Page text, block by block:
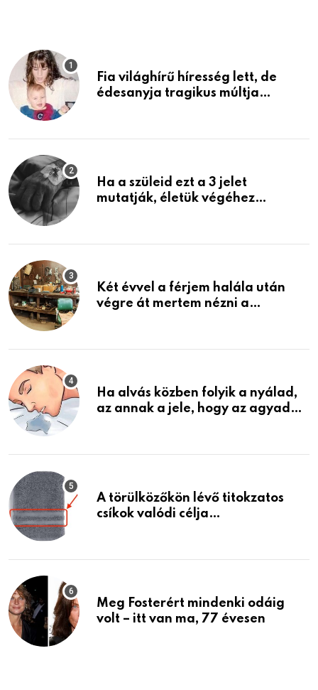
Fia világhírű híresség lett, de
édesanyja tragikus múltja
Ha a szüleid ezt a 3 jelet
mutatják, életük végéhez
Két évvel a férjem halála után
végre át mertem nézni a
életemet
Ha alvás közben folyik a nyálad,
az annak a jele, hogy az agyad…
A törülközőkön lévő titokzatos
csíkok valódi célja…
Meg Fosterért mindenki odáig
volt – itt van ma, 77 évesen